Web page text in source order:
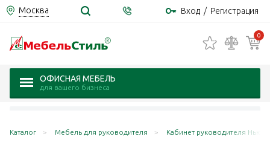
Москва Вход / Регистрация
0
ОФИСНАЯ МЕБЕЛЬ
для вашего бизнеса
Каталог Мебель для руководителя Кабинет руководителя